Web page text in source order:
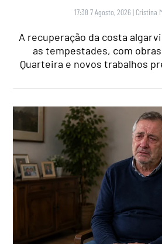
17:38 7 Agosto, 2026 | Cristina
A recuperação da costa
as tempestades, com
Quarteira e novos trabalhos